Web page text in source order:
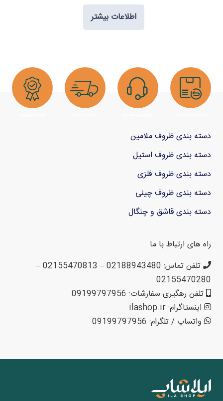
اطلاعات بیشتر
دسته بندی ظروف ملامین
دسته بندی ظروف استیل
دسته بندی ظروف فلزی
دسته بندی ظروف چینی
دسته بندی قاشق و چنگال
راه های ارتباط با ما
تلفن تماس: 02188943480 – 02155470813 –
02155470280
تلفن رهگیری سفارشات: 09199797956
اینستاگرام: ilashop.ir
واتساپ / تلگرام: 09199797956